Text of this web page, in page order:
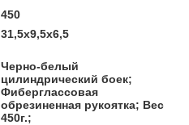
450
31,5x9,5x6,5
Черно-белый
цилиндрический боек;
Фиберглассовая
обрезиненная рукоятка; Вес
450г.;